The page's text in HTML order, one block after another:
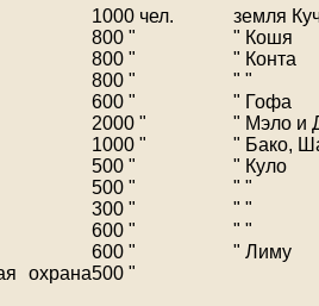
1000 чел.
земля
800 "
" Кошя
800 "
" Конта
800 "
" "
600 "
" Гофа
2000 "
" Мэло и
1000 "
" Бако,
500 "
" Куло
500 "
" "
300 "
" "
600 "
" "
600 "
" Лиму
охрана500 "